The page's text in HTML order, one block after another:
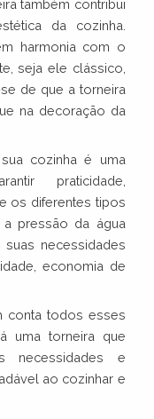
também contribui
da cozinha.
harmonia com o
seja ele clássico,
de que a torneira
na decoração da
cozinha é uma
praticidade,
os diferentes tipos
a pressão da água
necessidades
economia de
conta todos esses
uma torneira que
necessidades e
ao cozinhar e